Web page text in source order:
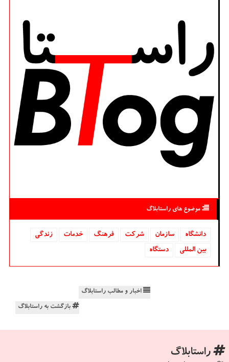
موضوع های راستابلاگ
دانشگاه‌ سازمان شركت فرهنگ خدمات
زندگی
بین المللی
دستگاه
اخبار و مطالب راستابلاگ
بازگشت به راستابلاگ
راستابلاگ